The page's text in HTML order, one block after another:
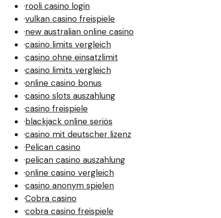
·rooli casino login
·vulkan casino freispiele
·new australian online casino
·casino limits vergleich
·casino ohne einsatzlimit
·casino limits vergleich
·online casino bonus
·casino slots auszahlung
·casino freispiele
·blackjack online seriös
·casino mit deutscher lizenz
·Pelican casino
·pelican casino auszahlung
·online casino vergleich
·casino anonym spielen
·Cobra casino
·cobra casino freispiele